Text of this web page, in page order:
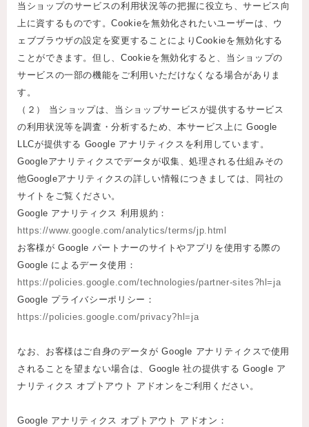
当ショップのサービスの利用状況等の把握に役立ち、サービス向
上に資するものです。Cookieを無効化されたいユーザーは、ウ
ェブブラウザの設定を変更することによりCookieを無効化する
ことができます。但し、Cookieを無効化すると、当ショップの
サービスの一部の機能をご利用いただけなくなる場合がありま
す。
（２） 当ショップは、当ショップサービスが提供するサービス
の利用状況等を調査・分析するため、本サービス上に Google
LLCが提供する Google アナリティクスを利用しています。
Googleアナリティクスでデータが収集、処理される仕組みその
他Googleアナリティクスの詳しい情報につきましては、同社の
サイトをご覧ください。
Google アナリティクス 利用規約：
https://www.google.com/analytics/terms/jp.html
お客様が Google パートナーのサイトやアプリを使用する際の
Google によるデータ使用：
https://policies.google.com/technologies/partner-sites?hl=ja
Google プライバシーポリシー：
https://policies.google.com/privacy?hl=ja
なお、お客様はご自身のデータが Google アナリティクスで使用
されることを望まない場合は、Google 社の提供する Google ア
ナリティクス オプトアウト アドオンをご利用ください。
Google アナリティクス オプトアウト アドオン：